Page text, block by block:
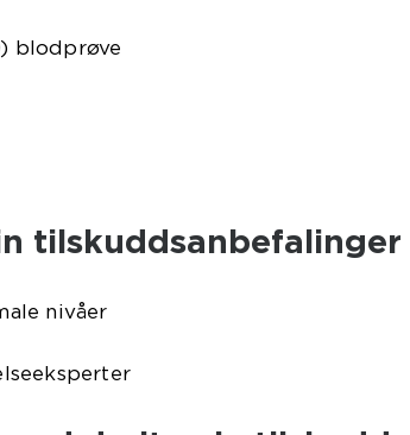
blodprøve
tilskuddsanbefalinger
nivåer